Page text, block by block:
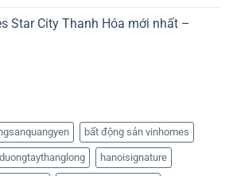
Star City Thanh Hóa mới nhất –
bất động sản vinhomes
duongtaythanglong hanoisignature